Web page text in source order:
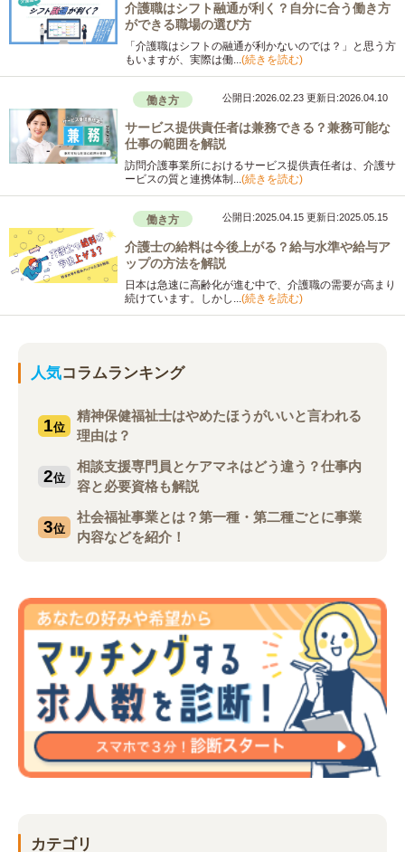
介護職はシフト融通が利く？自分に合う働き方
ができる職場の選び方
「介護職はシフトの融通が利かないのでは？」と思う方
もいますが、実際は働...(続きを読む)
働き方 公開日:2026.02.23 更新日:2026.04.10
サービス提供責任者は兼務できる？兼務可能な
仕事の範囲を解説
訪問介護事業所におけるサービス提供責任者は、介護サ
ービスの質と連携体制...(続きを読む)
働き方 公開日:2025.04.15 更新日:2025.05.15
介護士の給料は今後上がる？給与水準や給与ア
ップの方法を解説
日本は急速に高齢化が進む中で、介護職の需要が高まり
続けています。しかし...(続きを読む)
人気コラムランキング
1位
精神保健福祉士はやめたほうがいいと言われる
理由は？
2位
相談支援専門員とケアマネはどう違う？仕事内
容と必要資格も解説
3位
社会福祉事業とは？第一種・第二種ごとに事業
内容などを紹介！
カテゴリ